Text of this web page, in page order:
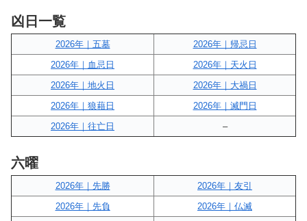
凶日一覧
2026年｜五墓
2026年｜帰忌日
2026年｜血忌日
2026年｜天火日
2026年｜地火日
2026年｜大禍日
2026年｜狼藉日
2026年｜滅門日
2026年｜往亡日
–
六曜
2026年｜先勝
2026年｜友引
2026年｜先負
2026年｜仏滅